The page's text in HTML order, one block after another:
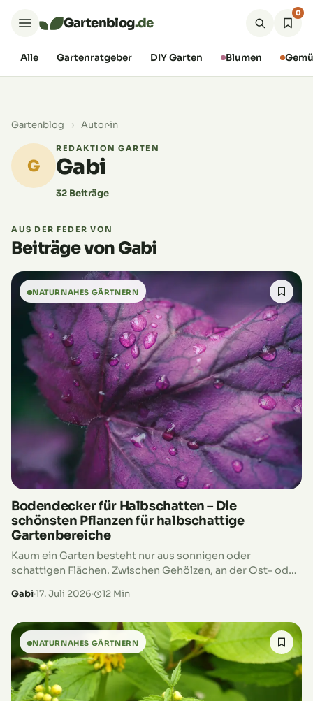
Gartenblog.de
0
Alle Gartenratgeber DIY Garten Blumen
Gartenblog › Autor·in
G
REDAKTION GARTEN
Gabi
32 Beiträge
AUS DER FEDER VON
Beiträge von Gabi
NATURNAHES GÄRTNERN
Bodendecker für Halbschatten – Die
schönsten Pflanzen für halbschattige
Gartenbereiche
Kaum ein Garten besteht nur aus sonnigen oder
schattigen Flächen. Zwischen Gehölzen, an der Ost- oder
wechseln sich Sonne und Schatten…
Gabi·17. Juli 2026· 12 Min
NATURNAHES GÄRTNERN